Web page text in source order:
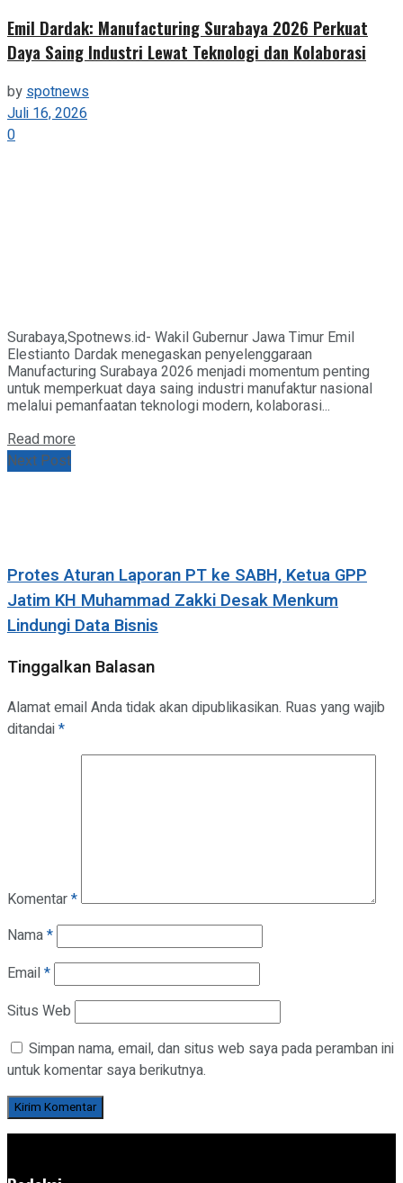
Emil Dardak: Manufacturing Surabaya 2026 Perkuat
Daya Saing Industri Lewat Teknologi dan Kolaborasi
byspotnews
Juli 16, 2026
0
Surabaya,Spotnews.id- Wakil Gubernur Jawa Timur Emil
Elestianto Dardak menegaskan penyelenggaraan
Manufacturing Surabaya 2026 menjadi momentum penting
untuk memperkuat daya saing industri manufaktur nasional
melalui pemanfaatan teknologi modern, kolaborasi...
Read more
Next Post
Protes Aturan Laporan PT ke SABH, Ketua GPP
Jatim KH Muhammad Zakki Desak Menkum
Lindungi Data Bisnis
Tinggalkan Balasan
Alamat email Anda tidak akan dipublikasikan. Ruas yang wajib
ditandai*
Komentar*
Nama*
Email*
Situs Web
Simpan nama, email, dan situs web saya pada peramban ini
untuk komentar saya berikutnya.